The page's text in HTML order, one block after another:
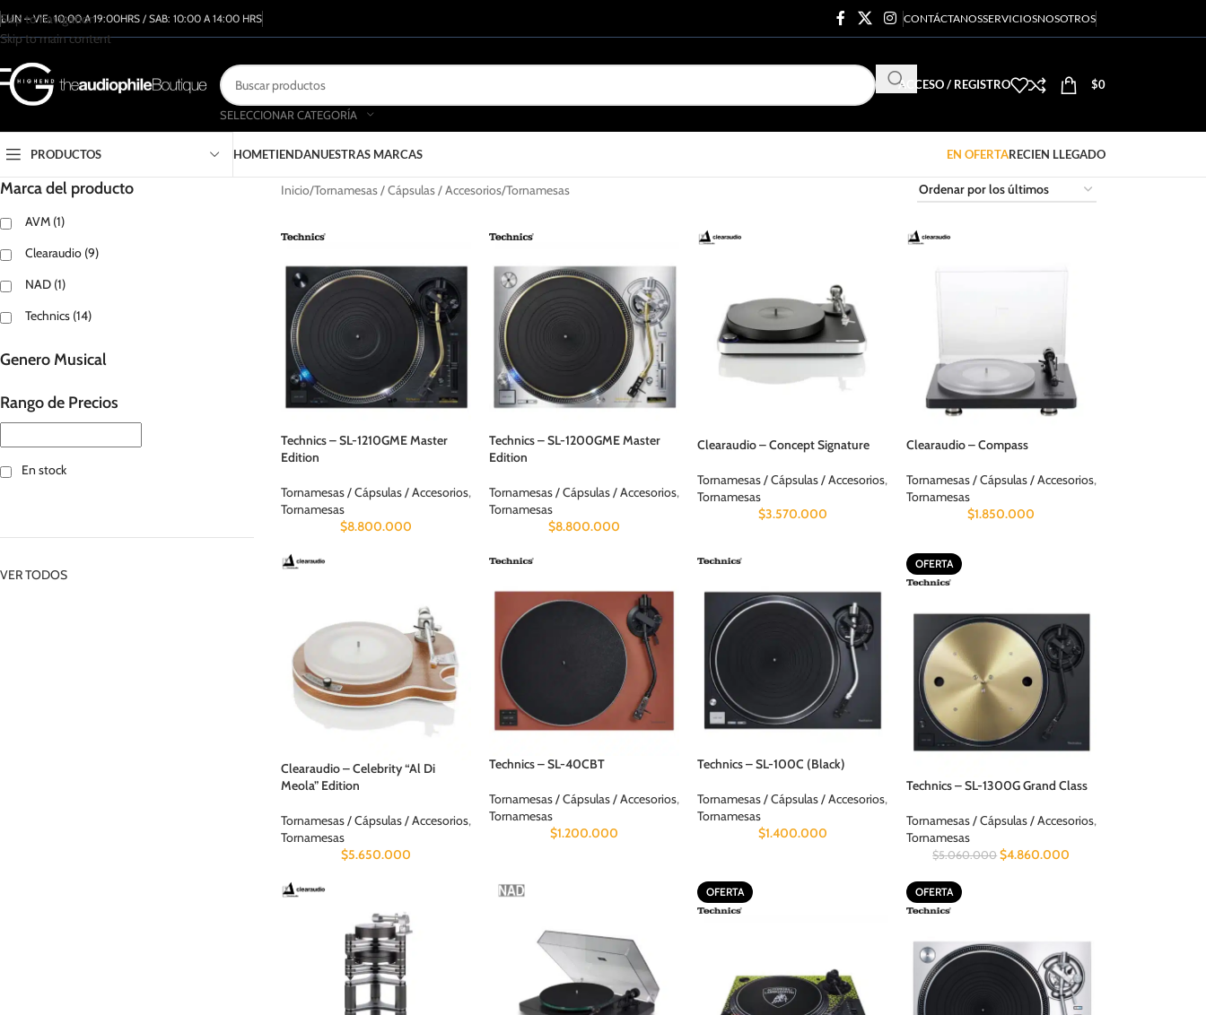
Skip to navigation
Skip to main content
LUN – VIE: 10:00 A 19:00HRS / SAB: 10:00 A 14:00 HRS CONTÁCTANOSSERVICIOSNOSOTROS
SELECCIONAR CATEGORÍA
ACCESO / REGISTRO $0
PRODUCTOS HOMETIENDANUESTRAS MARCAS EN OFERTARECIEN LLEGADO
Marca del producto
AVM (1)
Clearaudio (9)
NAD (1)
Technics (14)
Genero Musical
Rango de Precios
En stock
VER TODOS
Inicio Tornamesas / Cápsulas / Accesorios Tornamesas
Technics – SL-1210GME Master
Edition
Tornamesas / Cápsulas / Accesorios,
Tornamesas
$8.800.000
Technics – SL-1200GME Master
Edition
Tornamesas / Cápsulas / Accesorios,
Tornamesas
$8.800.000
Clearaudio – Concept Signature
Tornamesas / Cápsulas / Accesorios,
Tornamesas
$3.570.000
Clearaudio – Compass
Tornamesas / Cápsulas / Accesorios,
Tornamesas
$1.850.000
Clearaudio – Celebrity “Al Di
Meola” Edition
Tornamesas / Cápsulas / Accesorios,
Tornamesas
$5.650.000
Technics – SL-40CBT
Tornamesas / Cápsulas / Accesorios,
Tornamesas
$1.200.000
Technics – SL-100C (Black)
Tornamesas / Cápsulas / Accesorios,
Tornamesas
$1.400.000
OFERTA
Technics – SL-1300G Grand Class
Tornamesas / Cápsulas / Accesorios,
Tornamesas
$5.060.000 $4.860.000
OFERTA OFERTA